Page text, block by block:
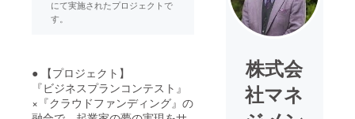
にて実施されたプロジェクトで
す。
● 【プロジェクト】
『ビジネスプランコンテスト』
×『クラウドファンディング』の
株式会
社マネ